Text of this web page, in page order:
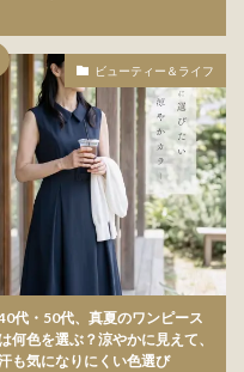
ビューティー＆ライフ
代・50代、真夏のワンピース
は何色を選ぶ？涼やかに見えて、
も気になりにくい色選び